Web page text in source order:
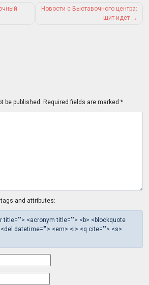
Новости с Выставочного центра:
щит идет
be published. Required fields are marked *
tags and attributes:
title=""> <acronym title=""> <b> <blockquote
datetime=""> <em> <i> <q cite=""> <s>